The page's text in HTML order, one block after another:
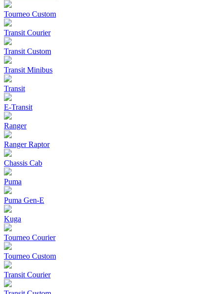
Tourneo Custom
Transit Courier
Transit Custom
Transit Minibus
Transit
E-Transit
Ranger
Ranger Raptor
Chassis Cab
Puma
Puma Gen‑E
Kuga
Tourneo Courier
Tourneo Custom
Transit Courier